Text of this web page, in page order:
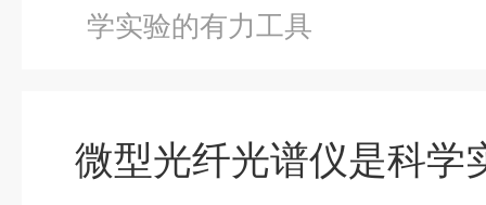
学实验的有力工具
微型光纤光谱仪是科学